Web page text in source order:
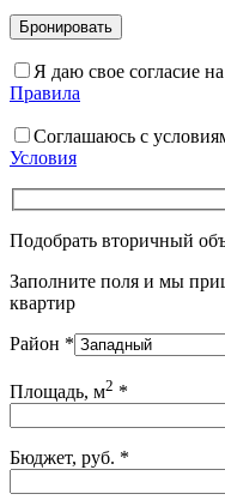
Я даю свое согласие
Правила
Соглашаюсь с
Условия
Подобрать вторичный
Заполните поля и мы
квартир
Район *
Площадь, м2 *
Бюджет, руб. *